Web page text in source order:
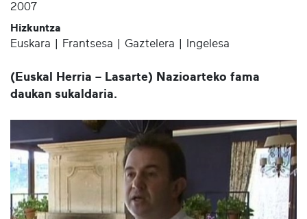
2007
Hizkuntza
Euskara | Frantsesa | Gaztelera | Ingelesa
(Euskal Herria – Lasarte) Nazioarteko fama
daukan sukaldaria.